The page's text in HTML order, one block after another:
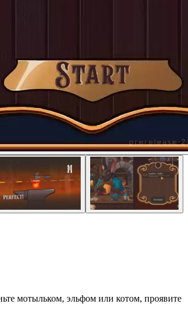
мотыльком, эльфом или котом, проявите